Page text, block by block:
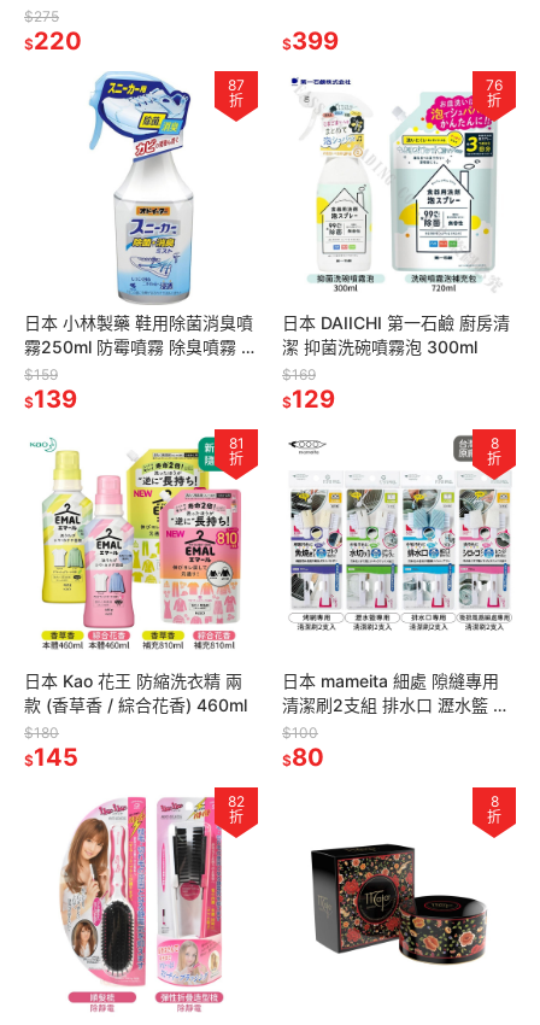
800g
$275
$220 $399
87
折
日本 小林製藥 鞋用除菌消臭噴
霧250ml 防霉噴霧 除臭噴霧 芳
香噴霧 球鞋專用
$159
$139
76
折
日本 DAIICHI 第一石鹼 廚房清
潔 抑菌洗碗噴霧泡 300ml
$169
$129
81
折
日本 Kao 花王 防縮洗衣精 兩
款 (香草香 / 綜合花香) 460ml
$180
$145
8
折
日本 mameita 細處 隙縫專用
清潔刷2支組 排水口 瀝水籃 烤
網 吸排風扇 括刀設計 廚房清潔
多款任選
$100
$80
82
折
8
折